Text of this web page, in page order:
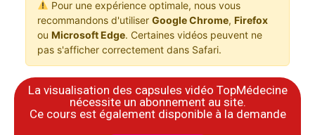
Pour une expérience optimale, nous vous
recommandons d'utiliser Google Chrome, Firefox
ou Microsoft Edge. Certaines vidéos peuvent ne
pas s'afficher correctement dans Safari.
La visualisation des capsules vidéo TopMédecine
nécessite un abonnement au site.
​Ce cours est également disponible à la demande